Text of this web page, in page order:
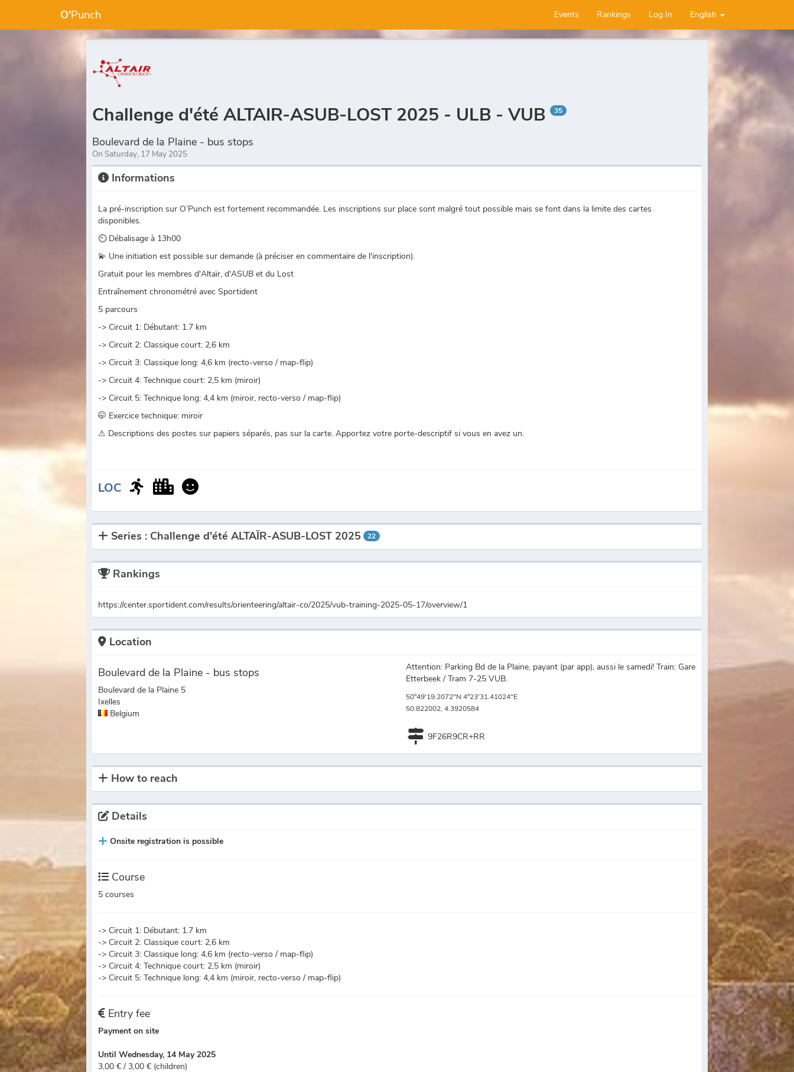
O'Punch Events Rankings Log In English
Challenge d'été ALTAIR-ASUB-LOST 2025 - ULB - VUB 35
Boulevard de la Plaine - bus stops
On Saturday, 17 May 2025
Informations
La pré-inscription sur O’Punch est fortement recommandée. Les inscriptions sur place sont malgré tout possible mais se font dans la limite des cartes
disponibles.
⏲ Débalisage à 13h00
💫 Une initiation est possible sur demande (à préciser en commentaire de l'inscription).
Gratuit pour les membres d'Altaïr, d'ASUB et du Lost
Entraînement chronométré avec Sportident
5 parcours
-> Circuit 1: Débutant: 1.7 km
-> Circuit 2: Classique court: 2,6 km
-> Circuit 3: Classique long: 4,6 km (recto-verso / map-flip)
-> Circuit 4: Technique court: 2,5 km (miroir)
-> Circuit 5: Technique long: 4,4 km (miroir, recto-verso / map-flip)
🤭 Exercice technique: miroir
⚠ Descriptions des postes sur papiers séparés, pas sur la carte. Apportez votre porte-descriptif si vous en avez un.
LOC
Series : Challenge d'été ALTAÏR-ASUB-LOST 2025 22
Rankings
https://center.sportident.com/results/orienteering/altair-co/2025/vub-training-2025-05-17/overview/1
Location
Boulevard de la Plaine - bus stops
Boulevard de la Plaine 5
Ixelles
Belgium
Attention: Parking Bd de la Plaine, payant (par app), aussi le samedi! Train: Gare
Etterbeek / Tram 7-25 VUB.
50°49'19.2072"N 4°23'31.41024"E
50.822002, 4.3920584
9F26R9CR+RR
How to reach
Details
Onsite registration is possible
Course
5 courses
-> Circuit 1: Débutant: 1.7 km
-> Circuit 2: Classique court: 2,6 km
-> Circuit 3: Classique long: 4,6 km (recto-verso / map-flip)
-> Circuit 4: Technique court: 2,5 km (miroir)
-> Circuit 5: Technique long: 4,4 km (miroir, recto-verso / map-flip)
Entry fee
Payment on site
Until Wednesday, 14 May 2025
3,00 € / 3,00 € (children)